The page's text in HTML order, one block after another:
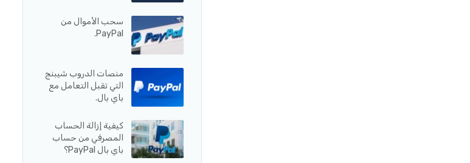
سحب الأموال من
PayPal.
منصات الدروب شيبنج
التي تقبل التعامل مع
باي بال.
كيفية إزالة الحساب
المصرفي من حساب
باي بال PayPal؟